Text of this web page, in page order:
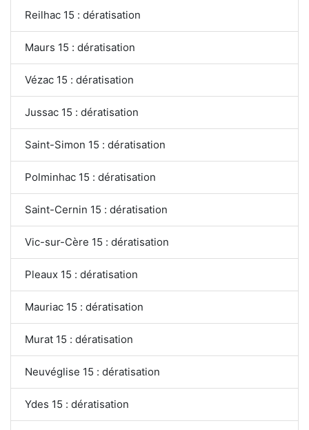
Reilhac 15 : dératisation
Maurs 15 : dératisation
Vézac 15 : dératisation
Jussac 15 : dératisation
Saint-Simon 15 : dératisation
Polminhac 15 : dératisation
Saint-Cernin 15 : dératisation
Vic-sur-Cère 15 : dératisation
Pleaux 15 : dératisation
Mauriac 15 : dératisation
Murat 15 : dératisation
Neuvéglise 15 : dératisation
Ydes 15 : dératisation